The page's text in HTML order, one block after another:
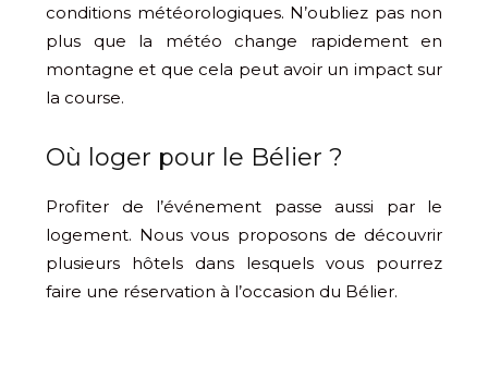
conditions météorologiques. N’oubliez pas non
plus que la météo change rapidement en
montagne et que cela peut avoir un impact sur
la course.
Où loger pour le Bélier ?
Profiter de l’événement passe aussi par le
logement. Nous vous proposons de découvrir
plusieurs hôtels dans lesquels vous pourrez
faire une réservation à l’occasion du Bélier.